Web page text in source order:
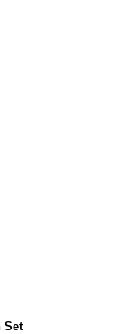
Set